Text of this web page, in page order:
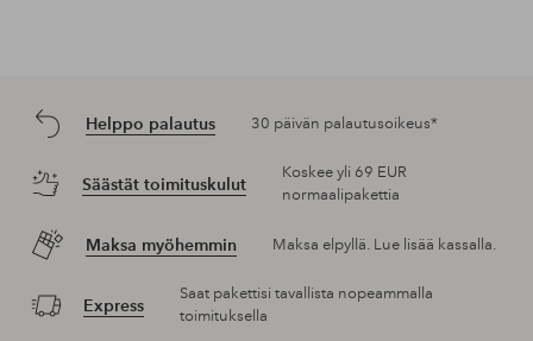
Helppo palautus 30 päivän palautusoikeus*
Säästät toimituskulut
Koskee yli 69 EUR
normaalipakettia
Maksa myöhemmin Maksa elpyllä. Lue lisää kassalla.
Express
Saat pakettisi tavallista nopeammalla
toimituksella